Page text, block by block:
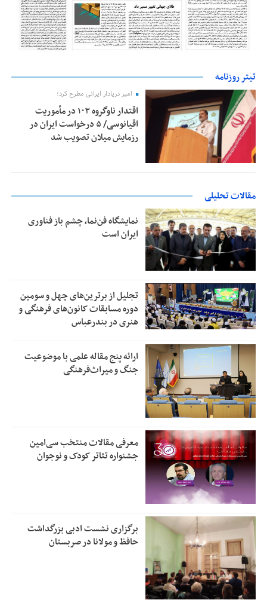
تیتر روزنامه
امیر دریادار ایرانی مطرح کرد؛
اقتدار ناوگروه ۱۰۳ در مأموریت‌
اقیانوسی/ ۵ درخواست ایران در
رزمایش میلان تصویب شد
مقالات تحلیلی
نمایشگاه فن‌نما، چشم باز فناوری
ایران است
تجلیل از بر‌ترین‌های چهل و سومین
دوره مسابقات کانون‌های فرهنگی و
هنری در بندرعباس
ارائه پنج مقاله علمی با موضوعیت
جنگ و میراث‌فرهنگی
معرفی مقالات منتخب سی‌امین
جشنواره تئاتر کودک و نوجوان
برگزاری نشست ادبی بزرگداشت
حافظ و مولانا در صربستان